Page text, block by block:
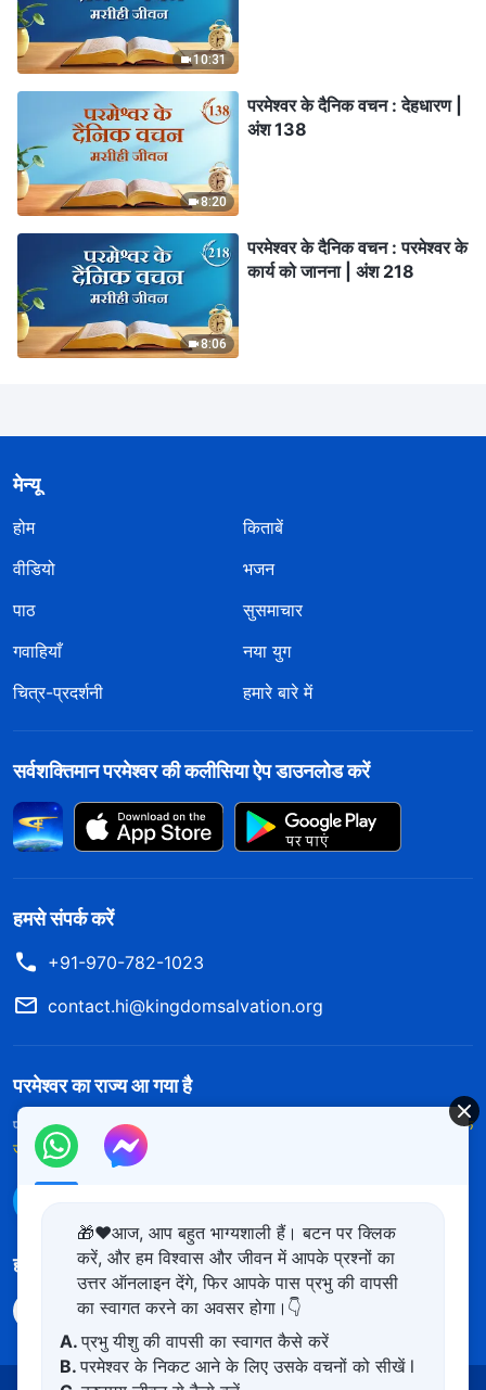
10:31
8:20
परमेश्वर के दैनिक वचन : देहधारण |
अंश 138
8:06
परमेश्वर के दैनिक वचन : परमेश्वर के
कार्य को जानना | अंश 218
मेन्यू
होम
किताबें
वीडियो
भजन
पाठ
सुसमाचार
गवाहियाँ
नया युग
चित्र-प्रदर्शनी
हमारे बारे में
सर्वशक्तिमान परमेश्वर की कलीसिया ऐप डाउनलोड करें
हमसे संपर्क करें
+91-970-782-1023
contact.hi@kingdomsalvation.org
परमेश्वर का राज्य आ गया है
परमेश्वर का राज्य पृथ्वी पर आ गया है! क्या आप इसमें प्रवेश करना चाहते हैं?
और अधिक
जानें
हमारा अनुसरण करें
🎁❤️आज, आप बहुत भाग्यशाली हैं। बटन पर क्लिक
करें, और हम विश्वास और जीवन में आपके प्रश्नों का
उत्तर ऑनलाइन देंगे, फिर आपके पास प्रभु की वापसी
का स्वागत करने का अवसर होगा।👇
A.प्रभु यीशु की वापसी का स्वागत कैसे करें
B.परमेश्वर के निकट आने के लिए उसके वचनों को सीखें l